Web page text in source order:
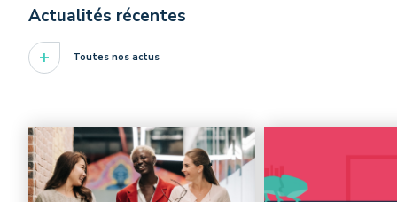
Actualités récentes
Toutes nos actus